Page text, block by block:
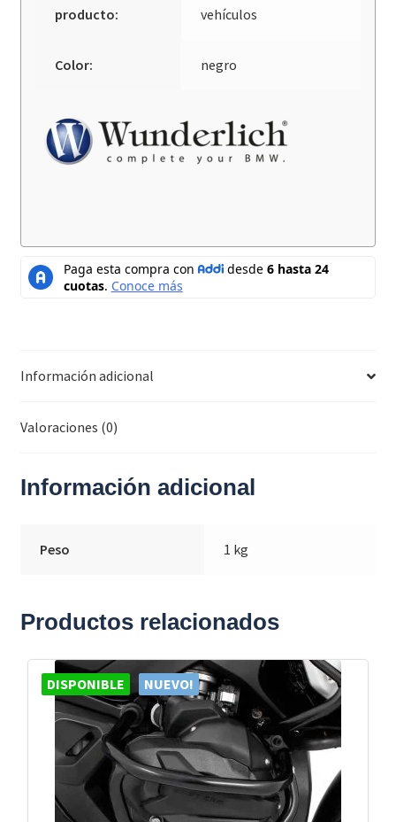
producto:
vehículos
Color: negro
Información adicional
Valoraciones (0)
Información adicional
Peso 1 kg
Productos relacionados
DISPONIBLE NUEVO!